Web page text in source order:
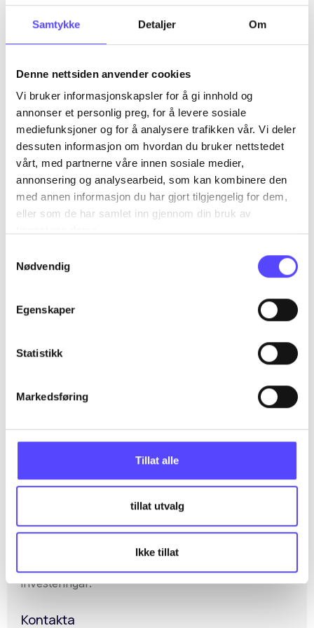
Samtykke Detaljer Om
Denne nettsiden anvender cookies
Vi bruker informasjonskapsler for å gi innhold og
annonser et personlig preg, for å levere sosiale
mediefunksjoner og for å analysere trafikken vår. Vi deler
dessuten informasjon om hvordan du bruker nettstedet
vårt, med partnerne våre innen sosiale medier,
annonsering og analysearbeid, som kan kombinere den
med annen informasjon du har gjort tilgjengelig for dem,
eller som de har samlet inn gjennom din bruk av
Nødvendig
Egenskaper
Statistikk
Markedsføring
Tillat alle
tillat utvalg
Ikke tillat
Om du inte har möjlighet att skaffa Bank-ID
men önskar information om er depå,
vänligen kontakta oss på
Depå
Övrigt
Faktura
Köp och försäljning
Dödsbo
Kapitalförsäkring i Utmostpan Europe
Fondsfokuslista
investeringar.
Kontakta